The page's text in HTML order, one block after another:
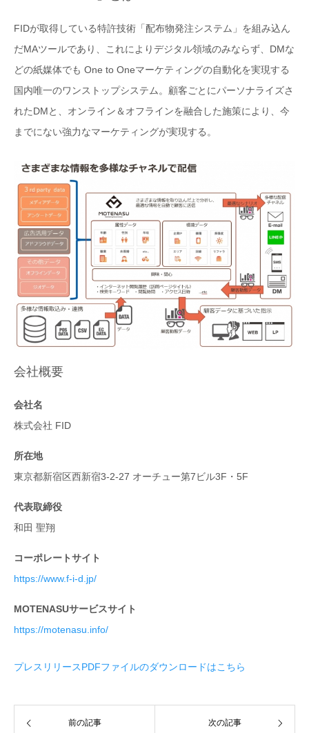
FIDが取得している特許技術「配布物発注システム」を組み込ん
だMAツールであり、これによりデジタル領域のみならず、DMな
どの紙媒体でも One to Oneマーケティングの自動化を実現する
国内唯一のワンストップシステム。顧客ごとにパーソナライズさ
れたDMと、オンライン＆オフラインを融合した施策により、今
までにない強力なマーケティングが実現する。
会社概要
会社名
株式会社 FID
所在地
東京都新宿区西新宿3-2-27 オーチュー第7ビル3F・5F
代表取締役
和田 聖翔
コーポレートサイト
https://www.f-i-d.jp/
MOTENASUサービスサイト
https://motenasu.info/
プレスリリースPDFファイルのダウンロードはこちら
前の記事 次の記事